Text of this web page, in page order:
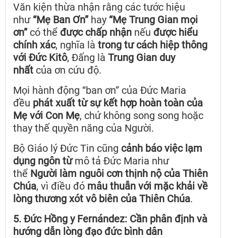
Văn kiện thừa nhận rằng các tước hiệu
như “Mẹ Ban Ơn” hay “Mẹ Trung Gian mọi
ơn” có thể được chấp nhận nếu được hiểu
chính xác, nghĩa là trong tư cách hiệp thông
với Đức Kitô, Đấng là Trung Gian duy
nhất của ơn cứu độ.
Mọi hành động “ban ơn” của Đức Maria
đều phát xuất từ sự kết hợp hoàn toàn của
Mẹ với Con Mẹ, chứ không song song hoặc
thay thế quyền năng của Người.
Bộ Giáo lý Đức Tin cũng cảnh báo việc lạm
dụng ngôn từmô tả Đức Maria như
thể Người làm nguôi cơn thịnh nộ của Thiên
Chúa, vì điều đó mâu thuẫn với mặc khải về
lòng thương xót vô biên của Thiên Chúa.
5. Đức Hồng y Fernández: Cần phân định và
hướng dẫn lòng đạo đức bình dân